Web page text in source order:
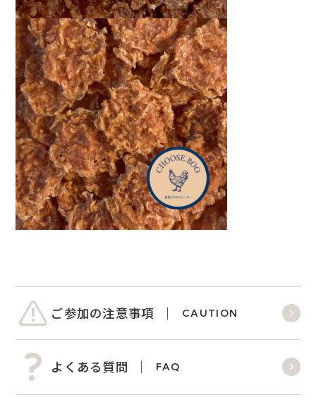
ご参加の注意事項 CAUTION
よくある質問 FAQ